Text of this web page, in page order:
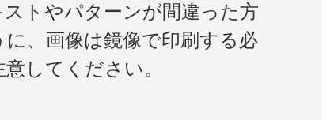
トやパターンが間違った方
、画像は鏡像で印刷する必
してください。